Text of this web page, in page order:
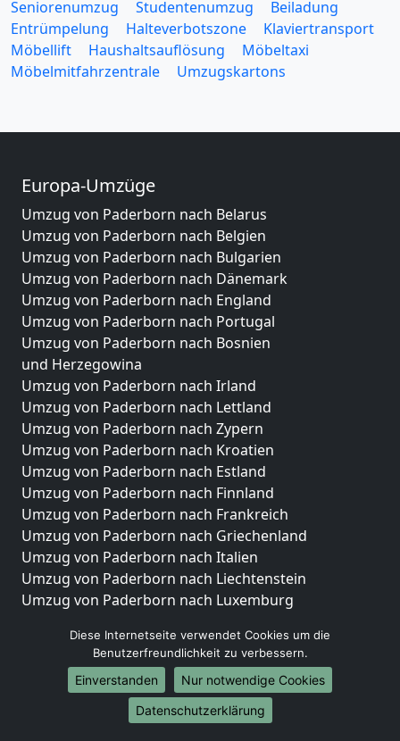
Seniorenumzug
Studentenumzug
Beiladung
Entrümpelung
Halteverbotszone
Klaviertransport
Möbellift
Haushaltsauflösung
Möbeltaxi
Möbelmitfahrzentrale
Umzugskartons
Europa-Umzüge
Umzug von Paderborn nach Belarus
Umzug von Paderborn nach Belgien
Umzug von Paderborn nach Bulgarien
Umzug von Paderborn nach Dänemark
Umzug von Paderborn nach England
Umzug von Paderborn nach Portugal
Umzug von Paderborn nach Bosnien
und Herzegowina
Umzug von Paderborn nach Irland
Umzug von Paderborn nach Lettland
Umzug von Paderborn nach Zypern
Umzug von Paderborn nach Kroatien
Umzug von Paderborn nach Estland
Umzug von Paderborn nach Finnland
Umzug von Paderborn nach Frankreich
Umzug von Paderborn nach Griechenland
Umzug von Paderborn nach Italien
Umzug von Paderborn nach Liechtenstein
Umzug von Paderborn nach Luxemburg
Umzug von Paderborn nach Norwegen
Umzüge-Deutschlandweit
Umzug von Paderborn nach Berlin
Umzug von Paderborn nach Hamburg
Diese Internetseite verwendet Cookies um die
Benutzerfreundlichkeit zu verbessern.
Einverstanden
Nur notwendige Cookies
Datenschutzerklärung